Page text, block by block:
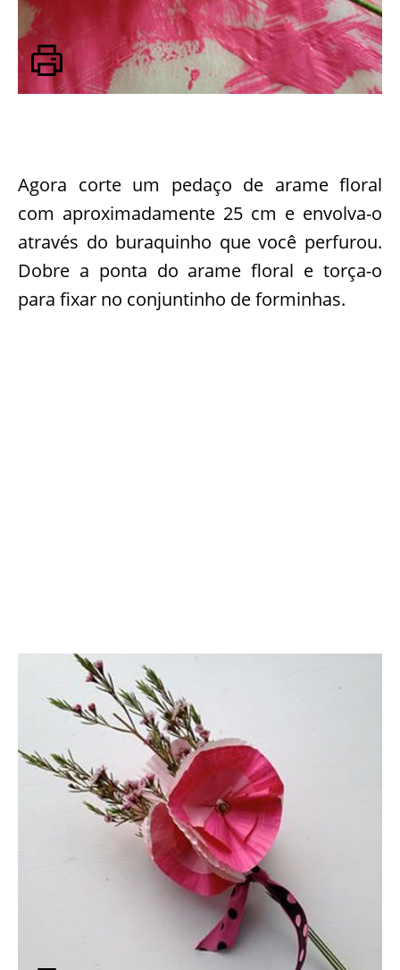
Agora corte um pedaço de arame floral
com aproximadamente 25 cm e envolva-o
através do buraquinho que você perfurou.
Dobre a ponta do arame floral e torça-o
para fixar no conjuntinho de forminhas.